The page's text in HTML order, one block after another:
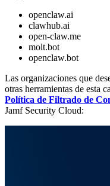
openclaw.ai
clawhub.ai
open-claw.me
molt.bot
openclaw.bot
Las organizaciones que
otras herramientas de esta
Política de Filtrado de
Jamf Security Cloud: